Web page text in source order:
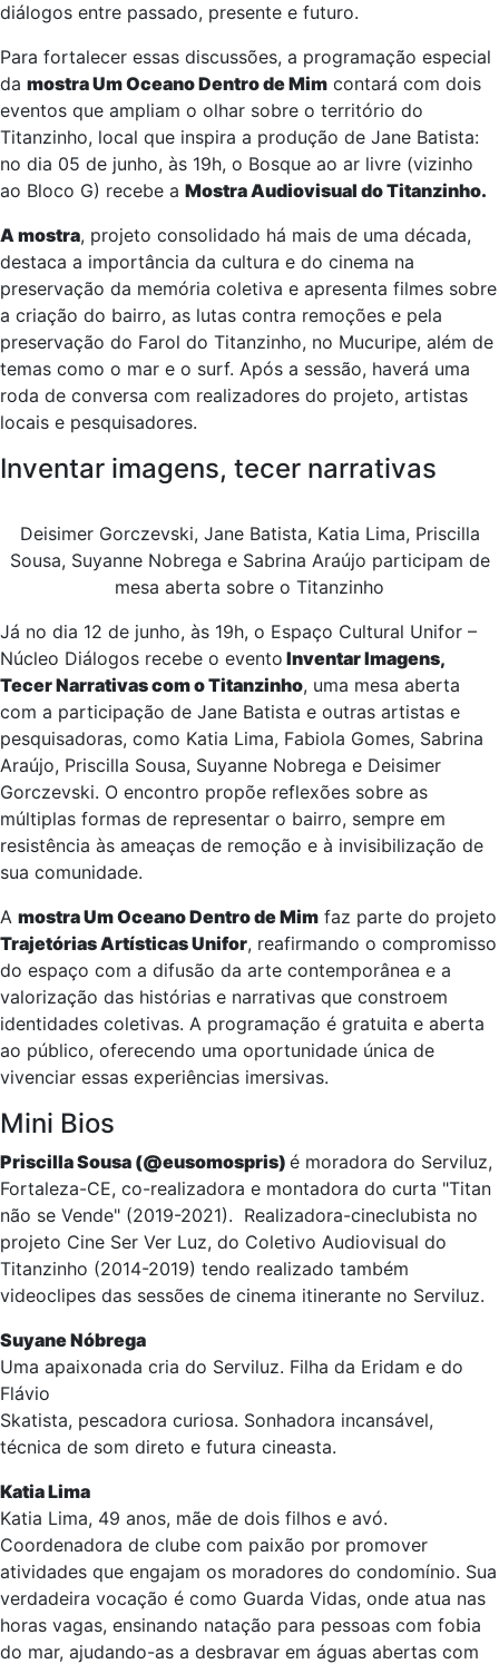
diálogos entre passado, presente e futuro.
Para fortalecer essas discussões, a programação especial
da mostra Um Oceano Dentro de Mim contará com dois
eventos que ampliam o olhar sobre o território do
Titanzinho, local que inspira a produção de Jane Batista:
no dia 05 de junho, às 19h, o Bosque ao ar livre (vizinho
ao Bloco G) recebe a Mostra Audiovisual do Titanzinho.
A mostra, projeto consolidado há mais de uma década,
destaca a importância da cultura e do cinema na
preservação da memória coletiva e apresenta filmes sobre
a criação do bairro, as lutas contra remoções e pela
preservação do Farol do Titanzinho, no Mucuripe, além de
temas como o mar e o surf. Após a sessão, haverá uma
roda de conversa com realizadores do projeto, artistas
locais e pesquisadores.
Inventar imagens, tecer narrativas
Deisimer Gorczevski, Jane Batista, Katia Lima, Priscilla
Sousa, Suyanne Nobrega e Sabrina Araújo participam de
mesa aberta sobre o Titanzinho
Já no dia 12 de junho, às 19h, o Espaço Cultural Unifor –
Núcleo Diálogos recebe o evento Inventar Imagens,
Tecer Narrativas com o Titanzinho, uma mesa aberta
com a participação de Jane Batista e outras artistas e
pesquisadoras, como Katia Lima, Fabiola Gomes, Sabrina
Araújo, Priscilla Sousa, Suyanne Nobrega e Deisimer
Gorczevski. O encontro propõe reflexões sobre as
múltiplas formas de representar o bairro, sempre em
resistência às ameaças de remoção e à invisibilização de
sua comunidade.
A mostra Um Oceano Dentro de Mim faz parte do projeto
Trajetórias Artísticas Unifor, reafirmando o compromisso
do espaço com a difusão da arte contemporânea e a
valorização das histórias e narrativas que constroem
identidades coletivas. A programação é gratuita e aberta
ao público, oferecendo uma oportunidade única de
vivenciar essas experiências imersivas.
Mini Bios
Priscilla Sousa (@eusomospris) é moradora do Serviluz,
Fortaleza-CE, co-realizadora e montadora do curta "Titan
não se Vende" (2019-2021). Realizadora-cineclubista no
projeto Cine Ser Ver Luz, do Coletivo Audiovisual do
Titanzinho (2014-2019) tendo realizado também
videoclipes das sessões de cinema itinerante no Serviluz.
Suyane Nóbrega
Uma apaixonada cria do Serviluz. Filha da Eridam e do
Flávio
Skatista, pescadora curiosa. Sonhadora incansável,
técnica de som direto e futura cineasta.
Katia Lima
Katia Lima, 49 anos, mãe de dois filhos e avó.
Coordenadora de clube com paixão por promover
atividades que engajam os moradores do condomínio. Sua
verdadeira vocação é como Guarda Vidas, onde atua nas
horas vagas, ensinando natação para pessoas com fobia
do mar, ajudando-as a desbravar em águas abertas com